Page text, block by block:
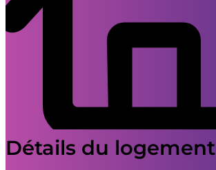
Détails du logement